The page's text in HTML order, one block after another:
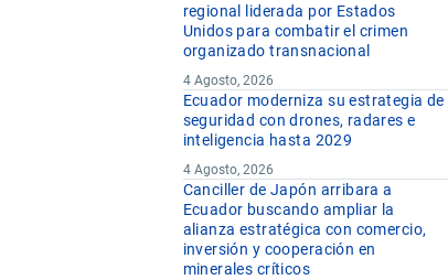
regional liderada por Estados
Unidos para combatir el crimen
organizado transnacional
4 Agosto, 2026
Ecuador moderniza su estrategia de
seguridad con drones, radares e
inteligencia hasta 2029
4 Agosto, 2026
Canciller de Japón arribara a
Ecuador buscando ampliar la
alianza estratégica con comercio,
inversión y cooperación en
minerales críticos